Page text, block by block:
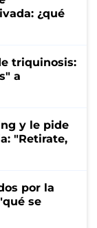
¿qué
triquinosis:
a
y le pide
"Retirate,
por la
se